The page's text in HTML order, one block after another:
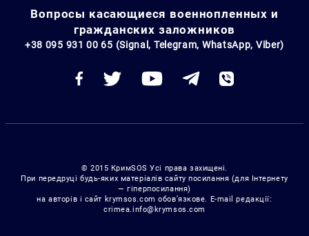
Вопросы касающиеся военнопленных и
гражданских заложников
+38 095 931 00 65 (Signal, Telegram, WhatsApp, Viber)
© 2015 КримSOS Усі права захищені.
При передруці будь-яких матеріалів сайту посилання (для Інтернету
— гіперпосилання)
на авторів і сайт krymsos.com обов’язкове. E-mail редакції:
crimea.info@krymsos.com